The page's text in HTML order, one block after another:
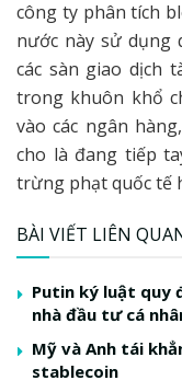
công ty phân tích
nước này sử dụng
các sàn giao dịch
trong khuôn khổ
vào các ngân
cho là đang tiếp
trừng phạt quốc tế
BÀI VIẾT LIÊN
Putin ký luật quy
nhà đầu tư cá
Mỹ và Anh tái
stablecoin